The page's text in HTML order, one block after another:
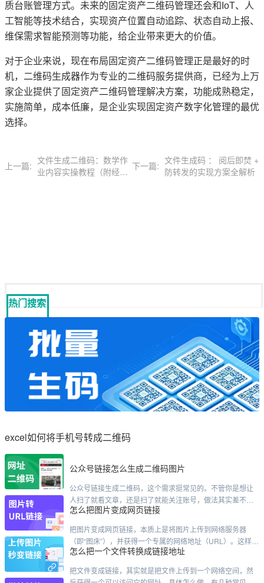
质台账管理方式。未来的固定资产二维码管理还会和IoT、人
工智能等技术结合，实现资产位置自动追踪、状态自动上报、
维保需求智能预测等功能，给企业带来更大的价值。
对于企业来说，现在布局固定资产二维码管理正是最好的时
机，二维码生成器作为专业的二维码服务提供商，已经为上万
家企业提供了固定资产二维码管理解决方案，功能成熟稳定，
实施简单，成本低廉，是企业实现固定资产数字化管理的最优
选择。
上一篇: 文件生成二维码：数学作
业内容实操教程（附经验 下一篇: 文件生成码 ： 阅后即焚 +
防转发的实现方案全解析
热门搜索
excel如何将手机号转成二维码
公众号链接怎么生成二维码图片
公众号链接生成二维码，这个需求挺常见的。不管你是想让
人扫了就看文章，还是扫了就能关注账号，做法其实差不太
多。我直接说几种最靠谱的路子。先说最快的方法，用公众
号后台自带的。这个只针对文章。你登录后台，进到内容管
理，找到那篇已经发过的文章。点进去之后，右上角附近有
个"生成二维码"的按钮——有的版本可能在"更多"菜单里头藏
是永久有效的，文章不删
怎么把图片变成网页链接
把图片变成网页链接，本质上是将图片上传到网络服务器
（即“图床”），并获得一个专属的网络地址（URL）。这样，
任何人通过这个链接就能直接访问你的图片。以下是几种主
流、实用的方法，你可以根据需求选择：主流方法对比方法
推荐工具/平台核心特点适合人群在线工具（最推荐）Cloudin
怎么把一个文件转换成链接地址
把文件变成链接，其实就是把文件上传到一个网络空间，然